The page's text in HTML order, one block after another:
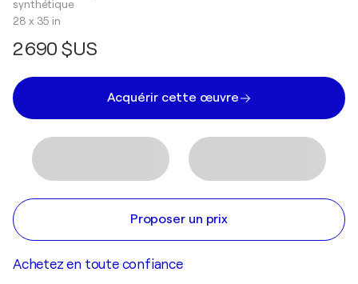
synthétique
28 x 35 in
2 690 $US
Acquérir cette œuvre
Proposer un prix
Achetez en toute confiance